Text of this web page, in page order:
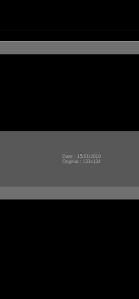
Date : 15/01/2010
Original : 133x134